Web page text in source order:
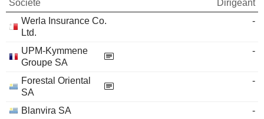
Société
Dirigeant
Werla Insurance Co.
Ltd.
-
UPM-Kymmene
Groupe SA
-
Forestal Oriental
SA
-
Blanvira SA
-